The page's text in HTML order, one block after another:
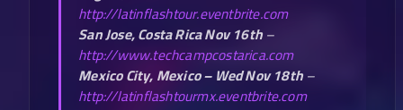
http://latinflashtour.eventbrite.com
San Jose, Costa Rica Nov 16th–
http://www.techcampcostarica.com
Mexico City, Mexico – Wed Nov 18th–
http://latinflashtourmx.eventbrite.com